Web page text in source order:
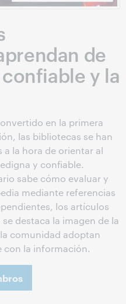
de
y la
en la primera
las bibliotecas se han
la hora de orientar al
y confiable.
sabe cómo evaluar y
mediante referencias
los artículos
destaca la imagen de la
comunidad adoptan
con la información.